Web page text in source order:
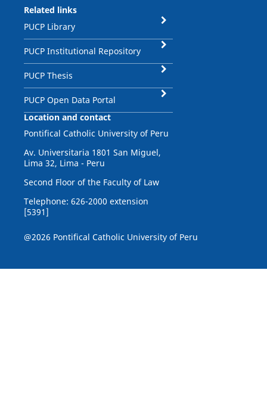
Related links
PUCP Library
PUCP Institutional Repository
PUCP Thesis
PUCP Open Data Portal
Location and contact
Pontifical Catholic University of Peru
Av. Universitaria 1801 San Miguel,
Lima 32, Lima - Peru
Second Floor of the Faculty of Law
Telephone: 626-2000 extension
[5391]
@2026 Pontifical Catholic University of Peru